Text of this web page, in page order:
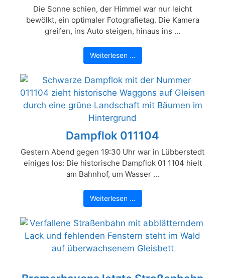
Die Sonne schien, der Himmel war nur leicht
bewölkt, ein optimaler Fotografietag. Die Kamera
greifen, ins Auto steigen, hinaus ins ...
Weiterlesen …
Dampflok 011104
Gestern Abend gegen 19:30 Uhr war in Lübberstedt
einiges los: Die historische Dampflok 01 1104 hielt
am Bahnhof, um Wasser ...
Weiterlesen …